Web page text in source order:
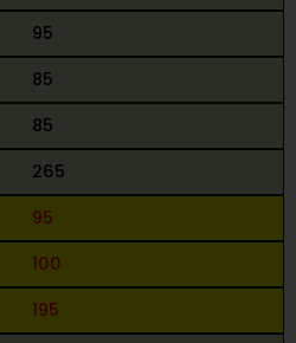
95
85
85
265
95
100
195